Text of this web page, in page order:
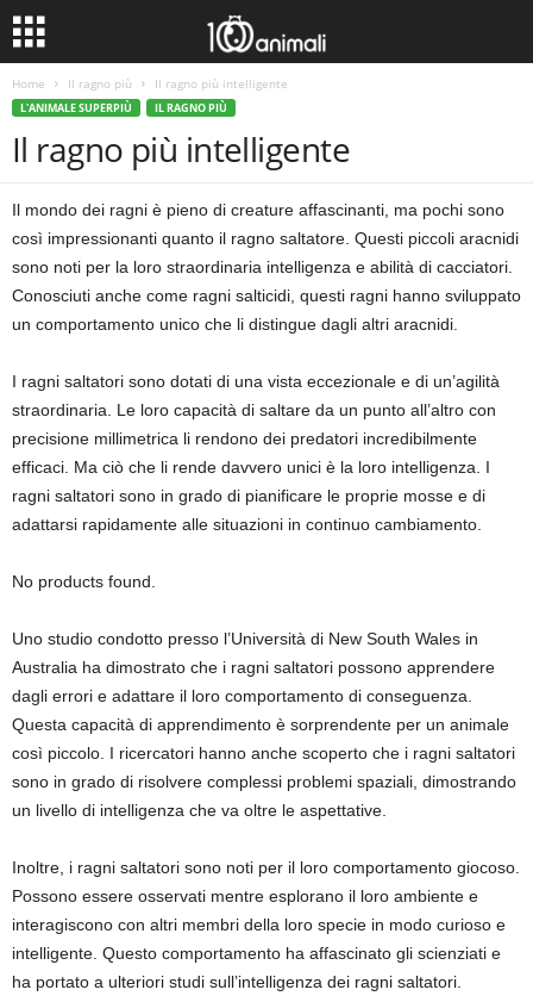
Home Il ragno più Il ragno più intelligente
L'ANIMALE SUPERPIÙ IL RAGNO PIÙ
Il ragno più intelligente
Il mondo dei ragni è pieno di creature affascinanti, ma pochi sono
così impressionanti quanto il ragno saltatore. Questi piccoli aracnidi
sono noti per la loro straordinaria intelligenza e abilità di cacciatori.
Conosciuti anche come ragni salticidi, questi ragni hanno sviluppato
un comportamento unico che li distingue dagli altri aracnidi.
I ragni saltatori sono dotati di una vista eccezionale e di un’agilità
straordinaria. Le loro capacità di saltare da un punto all’altro con
precisione millimetrica li rendono dei predatori incredibilmente
efficaci. Ma ciò che li rende davvero unici è la loro intelligenza. I
ragni saltatori sono in grado di pianificare le proprie mosse e di
adattarsi rapidamente alle situazioni in continuo cambiamento.
No products found.
Uno studio condotto presso l’Università di New South Wales in
Australia ha dimostrato che i ragni saltatori possono apprendere
dagli errori e adattare il loro comportamento di conseguenza.
Questa capacità di apprendimento è sorprendente per un animale
così piccolo. I ricercatori hanno anche scoperto che i ragni saltatori
sono in grado di risolvere complessi problemi spaziali, dimostrando
un livello di intelligenza che va oltre le aspettative.
Inoltre, i ragni saltatori sono noti per il loro comportamento giocoso.
Possono essere osservati mentre esplorano il loro ambiente e
interagiscono con altri membri della loro specie in modo curioso e
intelligente. Questo comportamento ha affascinato gli scienziati e
ha portato a ulteriori studi sull’intelligenza dei ragni saltatori.